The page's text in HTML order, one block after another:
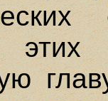
этих